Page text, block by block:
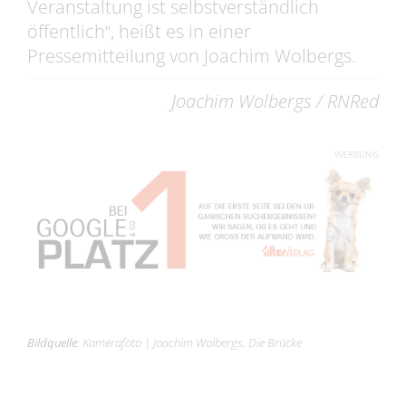
Veranstaltung ist selbstverständlich
öffentlich“, heißt es in einer
Pressemitteilung von Joachim Wolbergs.
Joachim Wolbergs / RNRed
WERBUNG
Bildquelle: Kamerafoto | Joachim Wolbergs, Die Brücke